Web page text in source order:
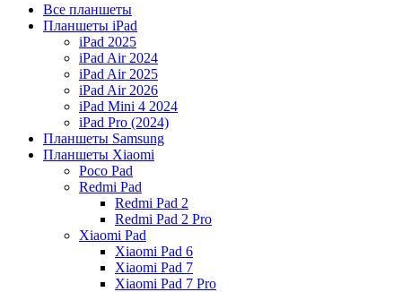
Все планшеты
Планшеты iPad
iPad 2025
iPad Air 2024
iPad Air 2025
iPad Air 2026
iPad Mini 4 2024
iPad Pro (2024)
Планшеты Samsung
Планшеты Xiaomi
Poco Pad
Redmi Pad
Redmi Pad 2
Redmi Pad 2 Pro
Xiaomi Pad
Xiaomi Pad 6
Xiaomi Pad 7
Xiaomi Pad 7 Pro